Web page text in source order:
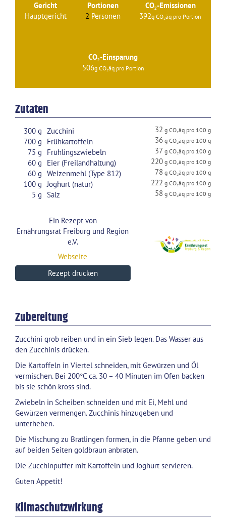
Gericht
Hauptgericht
Portionen
2 Personen
CO₂-Emissionen
392
CO₂-Einsparung
506
Zutaten
300 g Zucchini
32
700 g Frühkartoffeln
36
75 g Frühlingszwiebeln
37
60 g Eier (Freilandhaltung)
220
60 g Weizenmehl (Type 812)
78
100 g Joghurt (natur)
222
5 g Salz 58
Ein Rezept von
Ernährungsrat Freiburg und Region
e.V.
Webseite
Rezept drucken
Zubereitung
Zucchini grob reiben und in ein Sieb legen. Das Wasser aus
den Zucchinis drücken.
Die Kartoffeln in Viertel schneiden, mit Gewürzen und Öl
vermischen. Bei 200°C ca. 30 – 40 Minuten im Ofen backen
bis sie schön kross sind.
Zwiebeln in Scheiben schneiden und mit Ei, Mehl und
Gewürzen vermengen. Zucchinis hinzugeben und
unterheben.
Die Mischung zu Bratlingen formen, in die Pfanne geben und
auf beiden Seiten goldbraun anbraten.
Die Zucchinpuffer mit Kartoffeln und Joghurt servieren.
Guten Appetit!
Klimaschutzwirkung